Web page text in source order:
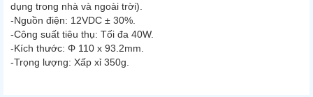
dụng trong nhà và ngoài trời).
-Nguồn điện: 12VDC ± 30%.
-Công suất tiêu thụ: Tối đa 40W.
-Kích thước: Φ 110 x 93.2mm.
-Trọng lượng: Xấp xỉ 350g.